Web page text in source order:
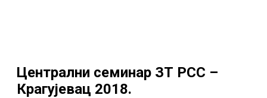
Централни семинар ЗТ РСС –
Крагујевац 2018.